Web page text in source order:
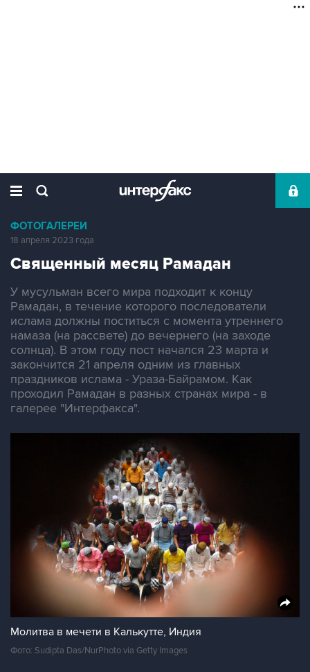
ФОТОГАЛЕРЕИ
18 апреля 2023 года
Священный месяц Рамадан
У мусульман всего мира подходит к концу
Рамадан, в течение которого последователи
ислама должны поститься с момента утреннего
намаза (на рассвете) до вечернего (на заходе
солнца). В этом году пост начался 23 марта и
закончится 21 апреля одним из главных
праздников ислама - Ураза-Байрамом. Как
проходил Рамадан в разных странах мира - в
галерее "Интерфакса".
Молитва в мечети в Калькутте, Индия
Фото: Sudipta Das/NurPhoto via Getty Images